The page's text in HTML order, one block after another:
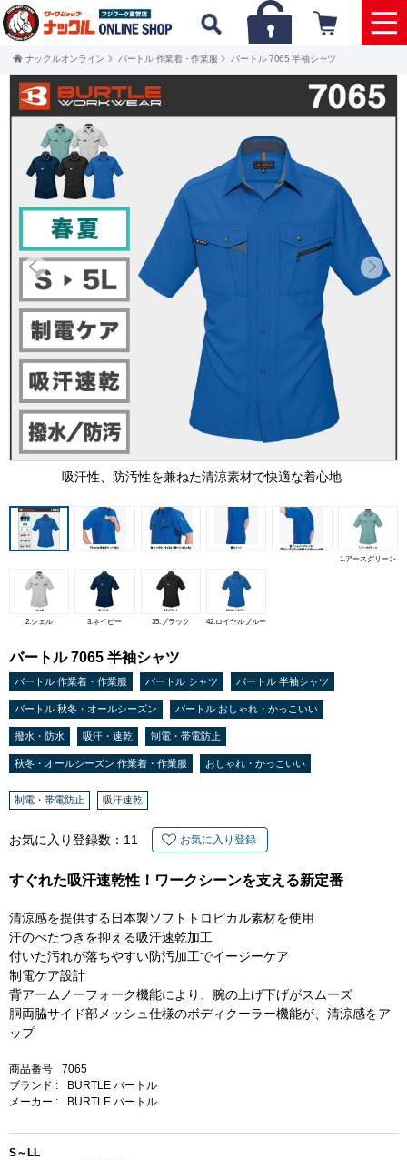
ナックルオンライン バートル 作業着・作業服 バートル 7065 半袖シャツ
吸汗性、防汚性を兼ねた清涼素材で快適な着心地
1.アースグリーン
2.シェル 3.ネイビー 35.ブラック 42.ロイヤルブルー
バートル 7065 半袖シャツ
バートル 作業着・作業服 バートル シャツ バートル 半袖シャツ
バートル 秋冬・オールシーズン バートル おしゃれ・かっこいい
撥水・防水 吸汗・速乾 制電・帯電防止
秋冬・オールシーズン 作業着・作業服 おしゃれ・かっこいい
制電・帯電防止 吸汗速乾
お気に入り登録数： 11 お気に入り登録
すぐれた吸汗速乾性！ワークシーンを支える新定番
清涼感を提供する日本製ソフトトロピカル素材を使用
汗のべたつきを抑える吸汗速乾加工
付いた汚れが落ちやすい防汚加工でイージーケア
制電ケア設計
背アームノーフォーク機能により、腕の上げ下げがスムーズ
胴両脇サイド部メッシュ仕様のボディクーラー機能が、清涼感をア
ップ
商品番号
7065
ブランド :
BURTLE バートル
メーカー :
BURTLE バートル
S～LL